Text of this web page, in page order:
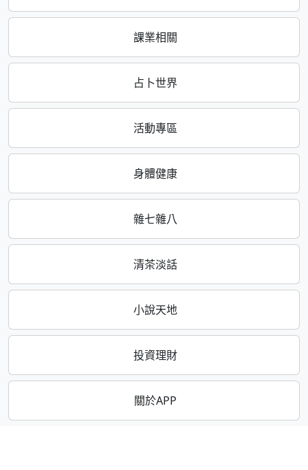
課業相關
占卜世界
活動專區
身體健康
雜七雜八
清茶淡話
小說天地
投資理財
關於APP